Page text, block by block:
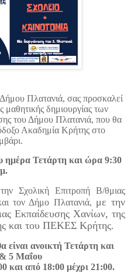
Πλατανιά, σας προσκαλεί
μαθητικής δημιουργίας των
του Δήμου Πλατανιά, που θα
Ακαδημία Κρήτης στο
ημέρα Τετάρτη και ώρα 9:30
Σχολική Επιτροπή Β/θμιας
τον Δήμο Πλατανιά, με την
Εκπαίδευσης Χανίων, της
και τoυ ΠΕΚΕΣ Κρήτης.
είναι ανοικτή Τετάρτη και
5 Μαΐου
και από 18:00 μέχρι 21:00.